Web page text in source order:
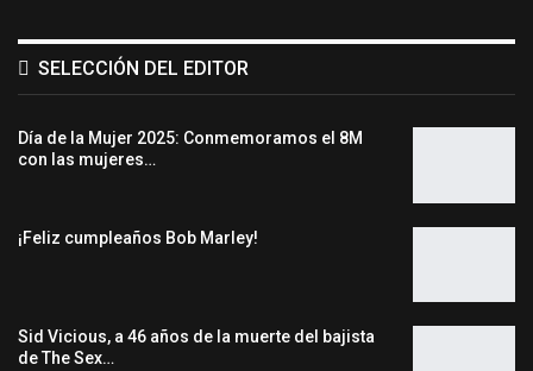
SELECCIÓN DEL EDITOR
Día de la Mujer 2025: Conmemoramos el 8M
con las mujeres…
¡Feliz cumpleaños Bob Marley!
Sid Vicious, a 46 años de la muerte del bajista
de The Sex…